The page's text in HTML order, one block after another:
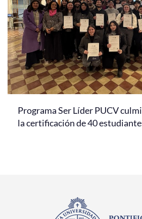
Programa Ser Líder PUCV
la certificación de 40